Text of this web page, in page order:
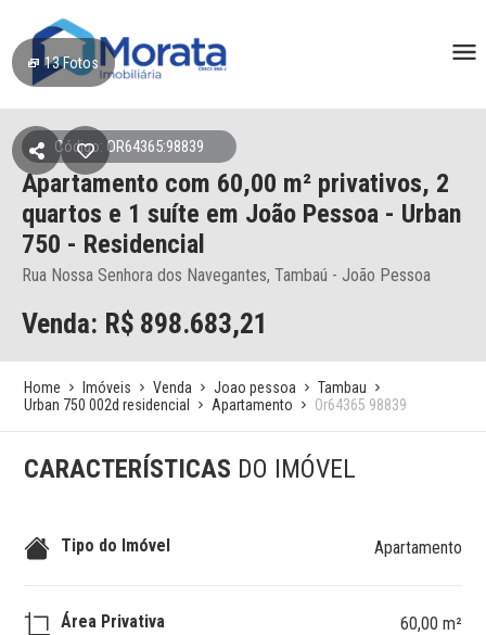
13Fotos
Código: OR64365:98839
Apartamento com 60,00 m² privativos, 2
quartos e 1 suíte em João Pessoa - Urban
750 - Residencial
Rua Nossa Senhora dos Navegantes, Tambaú - João Pessoa
Venda: R$ 898.683,21
Home Imóveis Venda Joao pessoa
Tambau
Urban 750 002d residencial
Apartamento Or64365 98839
CARACTERÍSTICAS DO IMÓVEL
Tipo do Imóvel Apartamento
Área Privativa 60,00 m²